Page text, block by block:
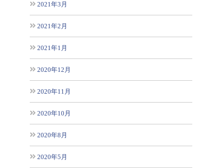
2021年3月
2021年2月
2021年1月
2020年12月
2020年11月
2020年10月
2020年8月
2020年5月